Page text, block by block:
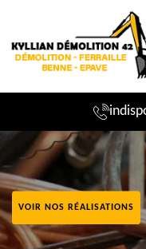
VOIR NOS RÉALISATIONS